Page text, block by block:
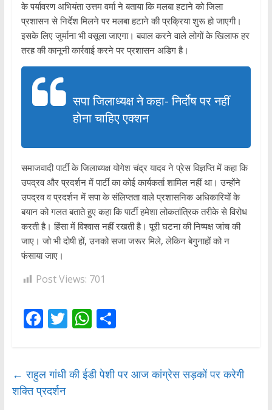
के पर्यावरण अभियंता उत्तम वर्मा ने बताया कि मलबा हटाने को जिला
प्रशासन से निर्देश मिलने पर मलबा हटाने की प्रक्रिया शुरू हो जाएगी।
इसके लिए जुर्माना भी वसूला जाएगा। बवाल करने वाले लोगों के खिलाफ हर
तरह की कानूनी कार्रवाई करने पर प्रशासन अडिग है।
सपा जिलाध्यक्ष ने कहा- निर्दोष पर नहीं
होना चाहिए एक्शन
समाजवादी पार्टी के जिलाध्यक्ष योगेश चंद्र यादव ने प्रेस विज्ञप्ति में कहा कि
उपद्रव और प्रदर्शन में पार्टी का कोई कार्यकर्ता शामिल नहीं था। उन्होंने
उपद्रव व प्रदर्शन में सपा के संलिप्तता वाले प्रशासनिक अधिकारियों के
बयान को गलत बताते हुए कहा कि पार्टी हमेशा लोकतांत्रिक तरीके से विरोध
करती है। हिंसा में विश्वास नहीं रखती है। पूरी घटना की निष्पक्ष जांच की
जाए। जो भी दोषी हों, उनको सजा जरूर मिले, लेकिन बेगुनाहों को न
फंसाया जाए।
Post Views: 701
F
b
o
T
er
W
s
S
e
← राहुल गांधी की ईडी पेशी पर आज कांग्रेस सड़कों पर करेगी
शक्ति प्रदर्शन